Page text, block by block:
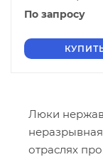
EPDM
По запросу
Люки
отраслях